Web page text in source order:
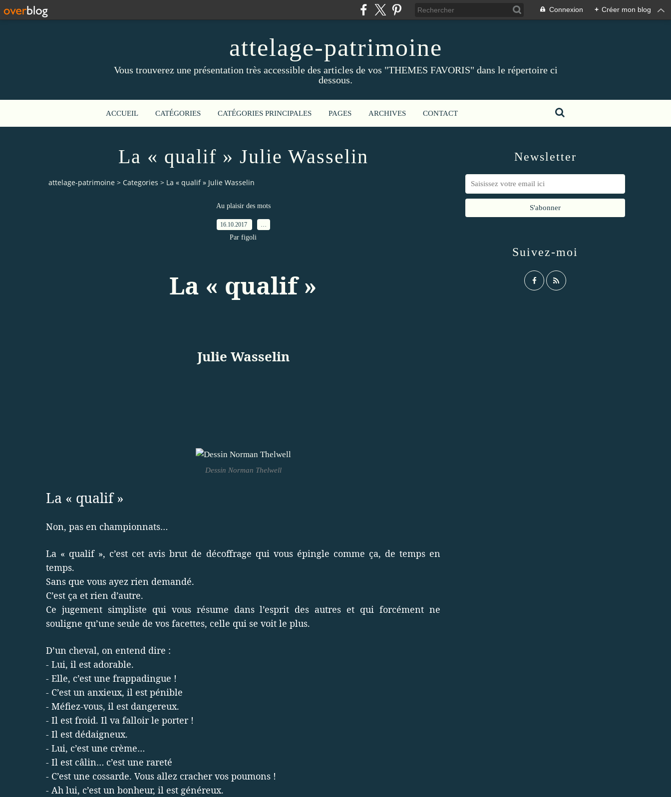
Connexion + Créer mon blog
attelage-patrimoine
Vous trouverez une présentation très accessible des articles de vos "THEMES FAVORIS" dans le répertoire ci
dessous.
ACCUEIL CATÉGORIES CATÉGORIES PRINCIPALES PAGES ARCHIVES CONTACT
La « qualif » Julie Wasselin
attelage-patrimoine > Categories > La « qualif » Julie Wasselin
Au plaisir des mots
16.10.2017
Par figoli
La « qualif »
Julie Wasselin
Dessin Norman Thelwell
La « qualif »
Non, pas en championnats…
La « qualif », c’est cet avis brut de décoffrage qui vous épingle comme ça, de temps en
temps.
Sans que vous ayez rien demandé.
C’est ça et rien d’autre.
Ce jugement simpliste qui vous résume dans l’esprit des autres et qui forcément ne
souligne qu’une seule de vos facettes, celle qui se voit le plus.
D’un cheval, on entend dire :
- Lui, il est adorable.
- Elle, c’est une frappadingue !
- C’est un anxieux, il est pénible
- Méfiez-vous, il est dangereux.
- Il est froid. Il va falloir le porter !
- Il est dédaigneux.
- Lui, c’est une crème…
- Il est câlin… c’est une rareté
- C’est une cossarde. Vous allez cracher vos poumons !
- Ah lui, c’est un bonheur, il est généreux.
Newsletter
Suivez-moi